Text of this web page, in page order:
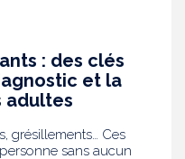
travaillant dans les
les
hébergeant des
des personnes à
un déploiement
: des clés
et la
adultes
grésillements… Ces
sans aucun